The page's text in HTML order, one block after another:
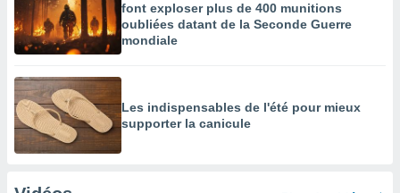
font exploser plus de 400 munitions
oubliées datant de la Seconde Guerre
mondiale
Les indispensables de l'été pour mieux
supporter la canicule